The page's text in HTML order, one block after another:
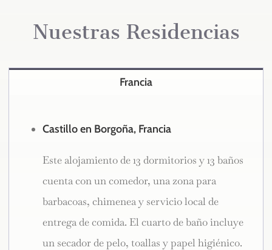
Nuestras Residencias
Francia
Castillo en Borgoña, Francia
Este alojamiento de 13 dormitorios y 13 baños
cuenta con un comedor, una zona para
barbacoas, chimenea y servicio local de
entrega de comida. El cuarto de baño incluye
un secador de pelo, toallas y papel higiénico.